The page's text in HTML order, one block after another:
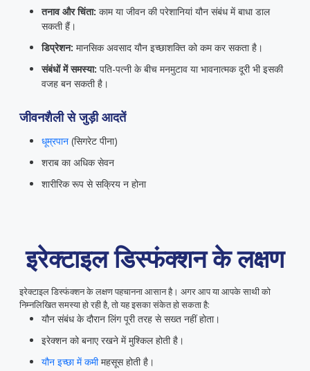
तनाव और चिंता: काम या जीवन की परेशानियां यौन संबंध में बाधा डाल
सकती हैं।
डिप्रेशन: मानसिक अवसाद यौन इच्छाशक्ति को कम कर सकता है।
संबंधों में समस्या: पति-पत्नी के बीच मनमुटाव या भावनात्मक दूरी भी इसकी
वजह बन सकती है।
जीवनशैली से जुड़ी आदतें
धूम्रपान (सिगरेट पीना)
शराब का अधिक सेवन
शारीरिक रूप से सक्रिय न होना
इरेक्टाइल डिस्फंक्शन के लक्षण
इरेक्टाइल डिस्फंक्शन के लक्षण पहचानना आसान है। अगर आप या आपके साथी को
निम्नलिखित समस्या हो रही है, तो यह इसका संकेत हो सकता है:
यौन संबंध के दौरान लिंग पूरी तरह से सख्त नहीं होता।
इरेक्शन को बनाए रखने में मुश्किल होती है।
यौन इच्छा में कमीमहसूस होती है।